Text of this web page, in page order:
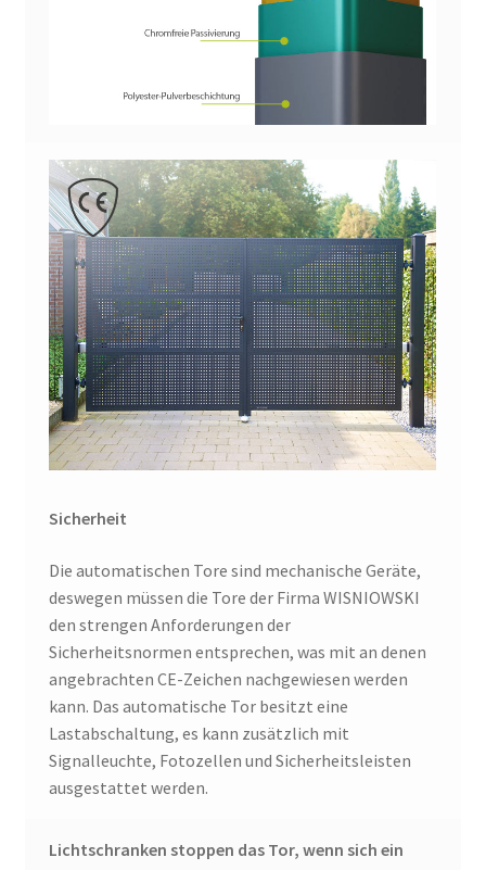
Sicherheit
Die automatischen Tore sind mechanische Geräte,
deswegen müssen die Tore der Firma WISNIOWSKI
den strengen Anforderungen der
Sicherheitsnormen entsprechen, was mit an denen
angebrachten CE-Zeichen nachgewiesen werden
kann. Das automatische Tor besitzt eine
Lastabschaltung, es kann zusätzlich mit
Signalleuchte, Fotozellen und Sicherheitsleisten
ausgestattet werden.
Lichtschranken stoppen das Tor, wenn sich ein